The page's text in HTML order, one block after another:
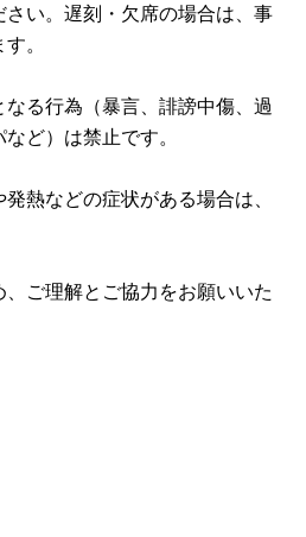
さい。遅刻・欠席の場合は、事
。
なる行為（暴言、誹謗中傷、過
ど）は禁止です。
熱などの症状がある場合は、
ご理解とご協力をお願いいた